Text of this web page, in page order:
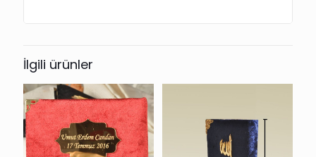
İlgili ürünler